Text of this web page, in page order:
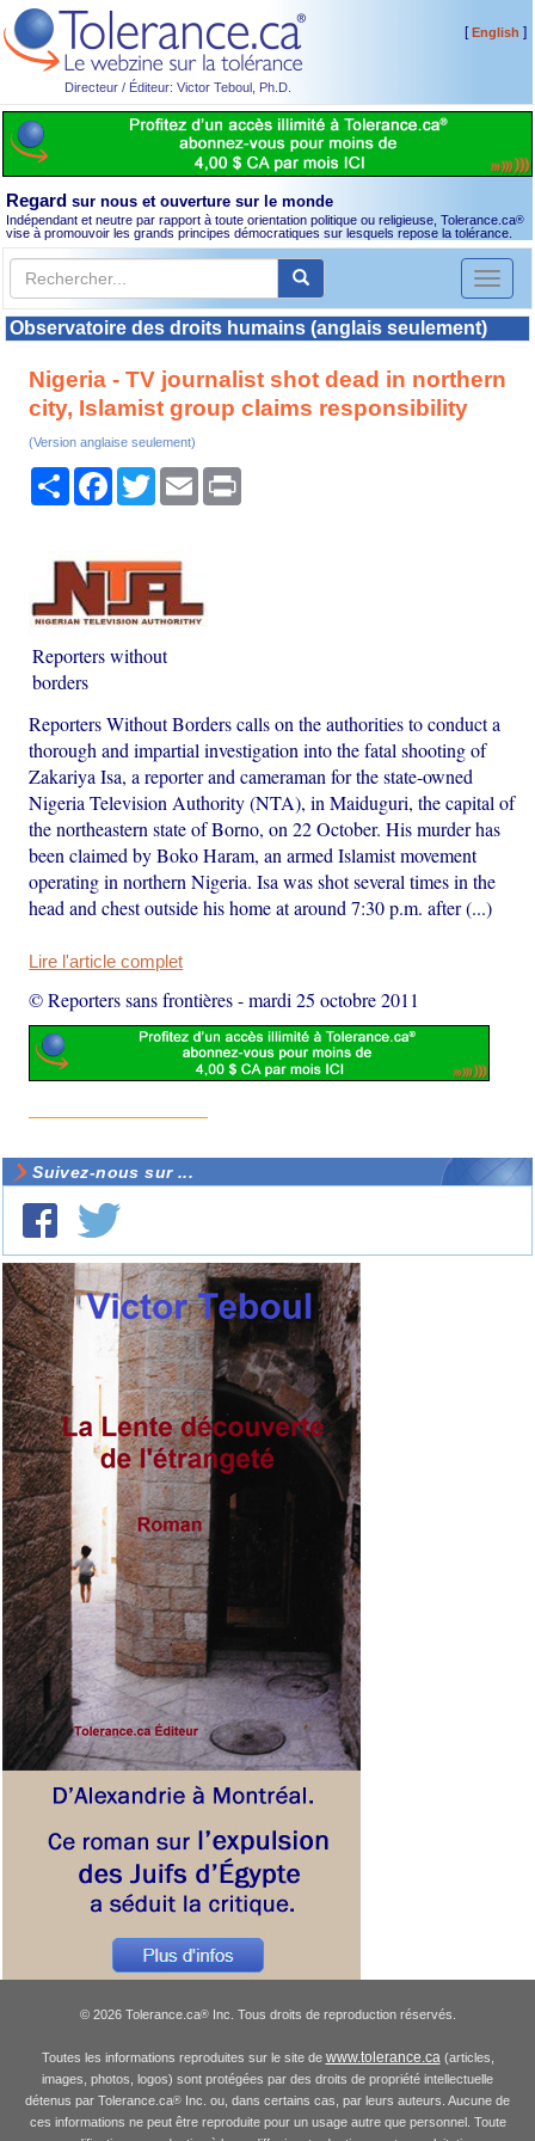
Directeur / Éditeur: Victor Teboul, Ph.D.
[English ]
Regard sur nous et ouverture sur le monde
Indépendant et neutre par rapport à toute orientation politique ou religieuse, Tolerance.ca®
vise à promouvoir les grands principes démocratiques sur lesquels repose la tolérance.
Toggle
Observatoire des droits humains (anglais seulement)
Nigeria - TV journalist shot dead in northern
city, Islamist group claims responsibility
(Version anglaise seulement)
PartagerFacebook
TwitterEmail
Reporters without
borders
Reporters Without Borders calls on the authorities to conduct a
thorough and impartial investigation into the fatal shooting of
Zakariya Isa, a reporter and cameraman for the state-owned
Nigeria Television Authority (NTA), in Maiduguri, the capital of
the northeastern state of Borno, on 22 October. His murder has
been claimed by Boko Haram, an armed Islamist movement
operating in northern Nigeria. Isa was shot several times in the
head and chest outside his home at around 7:30 p.m. after (...)
Lire l'article complet
© Reporters sans frontières-mardi 25 octobre 2011
Suivez-nous sur ...
© 2026 Tolerance.ca®Inc. Tous droits de reproduction réservés.
Toutes les informations reproduites sur le site de www.tolerance.ca(articles,
images, photos, logos) sont protégées par des droits de propriété intellectuelle
détenus par Tolerance.ca® Inc. ou, dans certains cas, par leurs auteurs. Aucune de
ces informations ne peut être reproduite pour un usage autre que personnel. Toute